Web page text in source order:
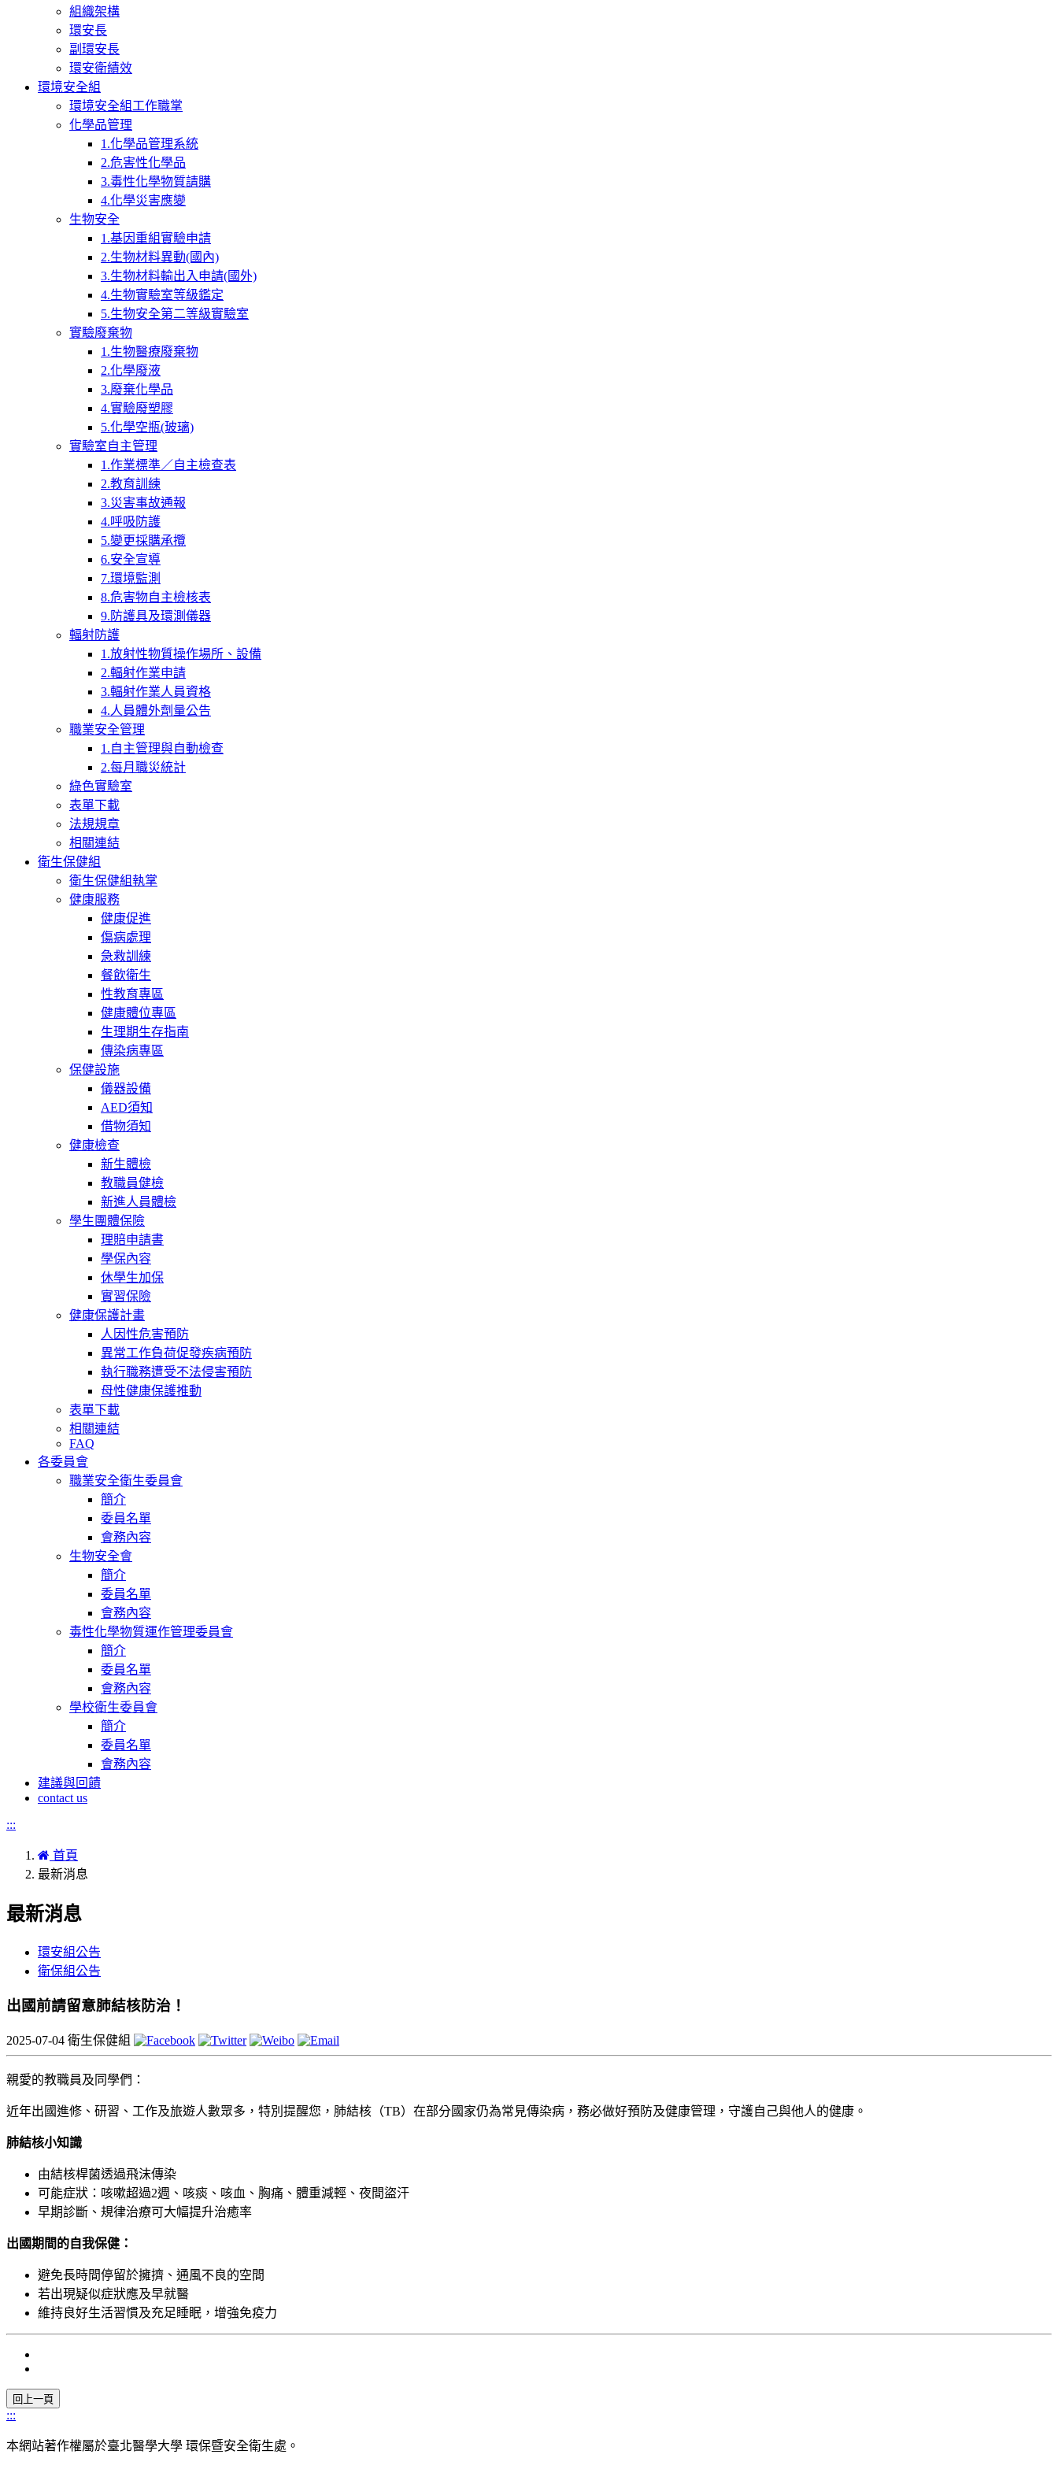
組織架構
環安長
副環安長
環安衛績效
環境安全組
環境安全組工作職掌
化學品管理
1.化學品管理系統
2.危害性化學品
3.毒性化學物質請購
4.化學災害應變
生物安全
1.基因重組實驗申請
2.生物材料異動(國內)
3.生物材料輸出入申請(國外)
4.生物實驗室等級鑑定
5.生物安全第二等級實驗室
實驗廢棄物
1.生物醫療廢棄物
2.化學廢液
3.廢棄化學品
4.實驗廢塑膠
5.化學空瓶(玻璃)
實驗室自主管理
1.作業標準／自主檢查表
2.教育訓練
3.災害事故通報
4.呼吸防護
5.變更採購承攬
6.安全宣導
7.環境監測
8.危害物自主檢核表
9.防護具及環測儀器
輻射防護
1.放射性物質操作場所、設備
2.輻射作業申請
3.輻射作業人員資格
4.人員體外劑量公告
職業安全管理
1.自主管理與自動檢查
2.每月職災統計
綠色實驗室
表單下載
法規規章
相關連結
衛生保健組
衛生保健組執掌
健康服務
健康促進
傷病處理
急救訓練
餐飲衛生
性教育專區
健康體位專區
生理期生存指南
傳染病專區
保健設施
儀器設備
AED須知
借物須知
健康檢查
新生體檢
教職員健檢
新進人員體檢
學生團體保險
理賠申請書
學保內容
休學生加保
實習保險
健康保護計畫
人因性危害預防
異常工作負荷促發疾病預防
執行職務遭受不法侵害預防
母性健康保護推動
表單下載
相關連結
FAQ
各委員會
職業安全衛生委員會
簡介
委員名單
會務內容
生物安全會
簡介
委員名單
會務內容
毒性化學物質運作管理委員會
簡介
委員名單
會務內容
學校衛生委員會
簡介
委員名單
會務內容
建議與回饋
contact us
:::
首頁
最新消息
最新消息
環安組公告
衛保組公告
出國前請留意肺結核防治！
2025-07-04 衛生保健組
親愛的教職員及同學們：
近年出國進修、研習、工作及旅遊人數眾多，特別提醒您，肺結核（TB）在部分國家仍為常見傳染病，務必做好預防及健康管理，守護自己與他人的健康。
肺結核小知識
由結核桿菌透過飛沫傳染
可能症狀：咳嗽超過2週、咳痰、咳血、胸痛、體重減輕、夜間盜汗
早期診斷、規律治療可大幅提升治癒率
出國期間的自我保健：
避免長時間停留於擁擠、通風不良的空間
若出現疑似症狀應及早就醫
維持良好生活習慣及充足睡眠，增強免疫力
:::
本網站著作權屬於臺北醫學大學 環保暨安全衛生處。